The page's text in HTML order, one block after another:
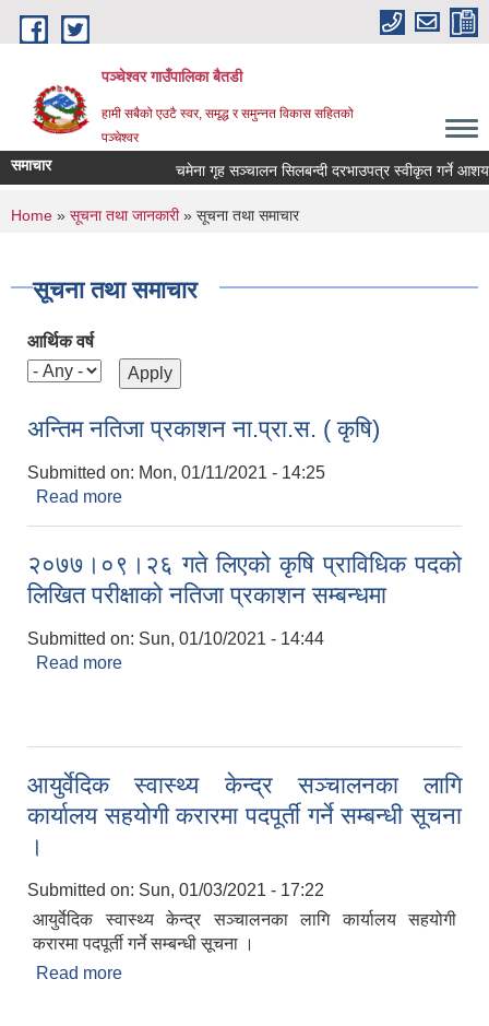
Skip to main content
पञ्चेश्वर गाउँपालिका बैतडी
हामी सबैको एउटै स्वर, समृद्ध र समुन्नत विकास सहितको
पञ्चेश्वर
समाचार चमेना गृह सञ्‍चालन सिलबन्दी दरभाउपत्र स्वीकृत गर्ने
You are here
Home » सूचना तथा जानकारी» सूचना तथा समाचार
सूचना तथा समाचार
आर्थिक वर्ष
अन्तिम नतिजा प्रकाशन ना.प्रा.स. ( कृषि)
Submitted on: Mon, 01/11/2021 - 14:25
Read more
२०७७।०९।२६ गते लिएको कृषि प्राविधिक पदको
लिखित परीक्षाको नतिजा प्रकाशन सम्बन्धमा
Submitted on: Sun, 01/10/2021 - 14:44
Read more
आयुर्वेदिक स्वास्थ्य केन्द्र सञ्चालनका लागि
कार्यालय सहयोगी करारमा पदपूर्ती गर्ने सम्बन्धी सूचना
।
Submitted on: Sun, 01/03/2021 - 17:22
आयुर्वेदिक स्वास्थ्य केन्द्र सञ्चालनका लागि कार्यालय सहयोगी
करारमा पदपूर्ती गर्ने सम्बन्धी सूचना ।
Read more